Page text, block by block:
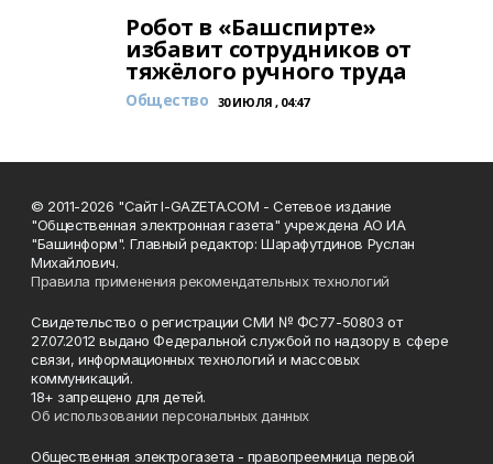
Робот в «Башспирте»
избавит сотрудников от
тяжёлого ручного труда
Общество 30 ИЮЛЯ , 04:47
© 2011-2026 "Сайт I-GAZETA.COM - Сетевое издание
"Общественная электронная газета" учреждена АО ИА
"Башинформ". Главный редактор: Шарафутдинов Руслан
Михайлович.
Правила применения рекомендательных технологий
Свидетельство о регистрации СМИ № ФС77-50803 от
27.07.2012 выдано Федеральной службой по надзору в сфере
связи, информационных технологий и массовых
коммуникаций.
18+ запрещено для детей.
Об использовании персональных данных
Общественная электрогазета - правопреемница первой